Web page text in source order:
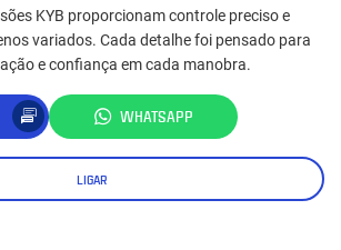
KYB proporcionam controle preciso e
variados. Cada detalhe foi pensado para
e confiança em cada manobra.
WHATSAPP
LIGAR